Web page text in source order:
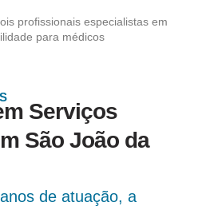
Serviços
São João da
de atuação, a